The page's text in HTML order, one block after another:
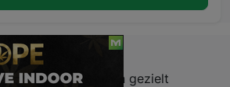
deiner Pflanzen gezielt